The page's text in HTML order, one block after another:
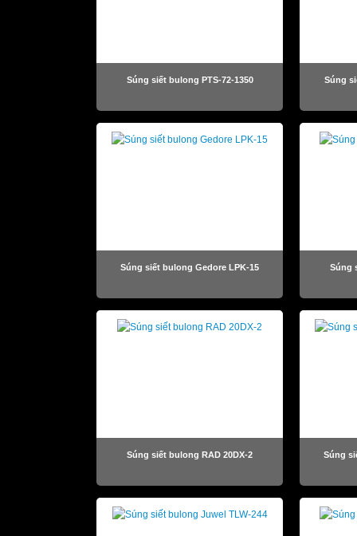
Súng siết bulong PTS-72-1350 Súng
Súng siết bulong Gedore LPK-15 Súng
Súng siết bulong RAD 20DX-2 Súng